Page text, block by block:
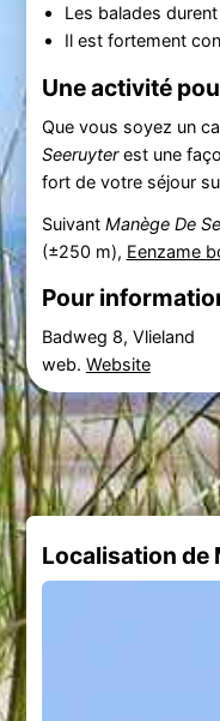
Les balades
Il est fortement
Une activité
Que vous soyez un
Seeruyterest une
fort de votre séjour
Suivant Manège De
(±250 m), Eenzame
Pour
Badweg 8, Vlieland
web. Website
Localisation de